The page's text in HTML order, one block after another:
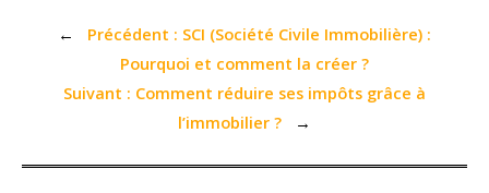
← Précédent : SCI (Société Civile Immobilière) :
Pourquoi et comment la créer ?
Suivant : Comment réduire ses impôts grâce à
l’immobilier ?
→